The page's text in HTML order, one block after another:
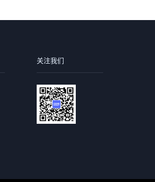
关注我们